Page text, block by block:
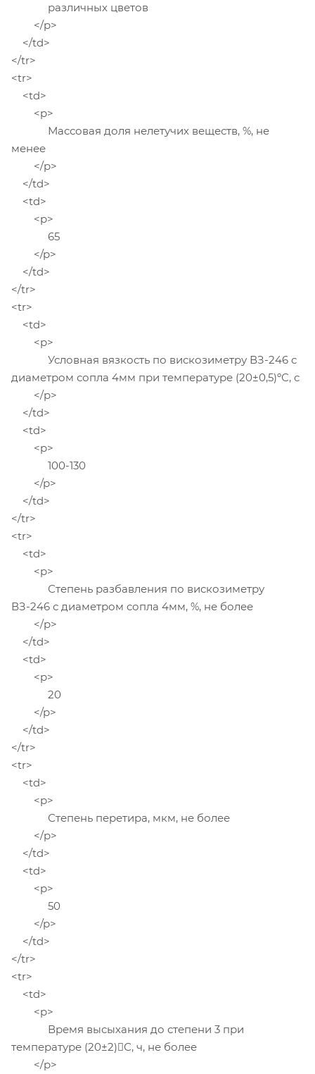
различных цветов
</p>
</td>
</tr>
<tr>
<td>
<p>
Массовая доля нелетучих веществ, %, не
менее
</p>
</td>
<td>
<p>
65
</p>
</td>
</tr>
<tr>
<td>
<p>
Условная вязкость по вискозиметру ВЗ-246 с
диаметром сопла 4мм при температуре (20±0,5)ºС, с
</p>
</td>
<td>
<p>
100-130
</p>
</td>
</tr>
<tr>
<td>
<p>
Степень разбавления по вискозиметру
ВЗ-246 с диаметром сопла 4мм, %, не более
</p>
</td>
<td>
<p>
20
</p>
</td>
</tr>
<tr>
<td>
<p>
Степень перетира, мкм, не более
</p>
</td>
<td>
<p>
50
</p>
</td>
</tr>
<tr>
<td>
<p>
Время высыхания до степени 3 при
температуре (20±2)С, ч, не более
</p>